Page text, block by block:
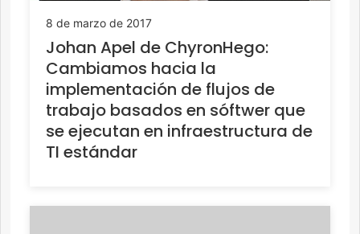
8 de marzo de 2017
Johan Apel de ChyronHego:
Cambiamos hacia la
implementación de flujos de
trabajo basados ​​en sóftwer que
se ejecutan en infraestructura de
TI estándar